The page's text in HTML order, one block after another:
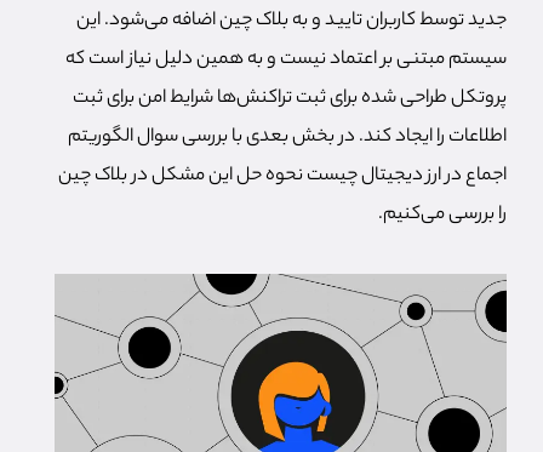
جدید توسط کاربران تایید و به بلاک چین اضافه می‌شود. این
سیستم مبتنی بر اعتماد نیست و به همین دلیل نیاز است که
پروتکل طراحی شده برای ثبت تراکنش‌ها شرایط امن برای ثبت
اطلاعات را ایجاد کند. در بخش بعدی با بررسی سوال الگوریتم
اجماع در ارز دیجیتال چیست نحوه حل این مشکل در بلاک چین
را بررسی می‌کنیم.